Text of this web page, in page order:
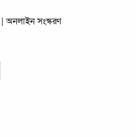
| অনলাইন সংস্করণ